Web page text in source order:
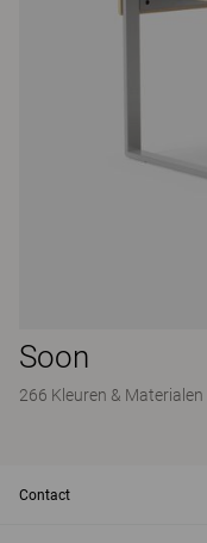
Soon
266 Kleuren & Materialen
Contact